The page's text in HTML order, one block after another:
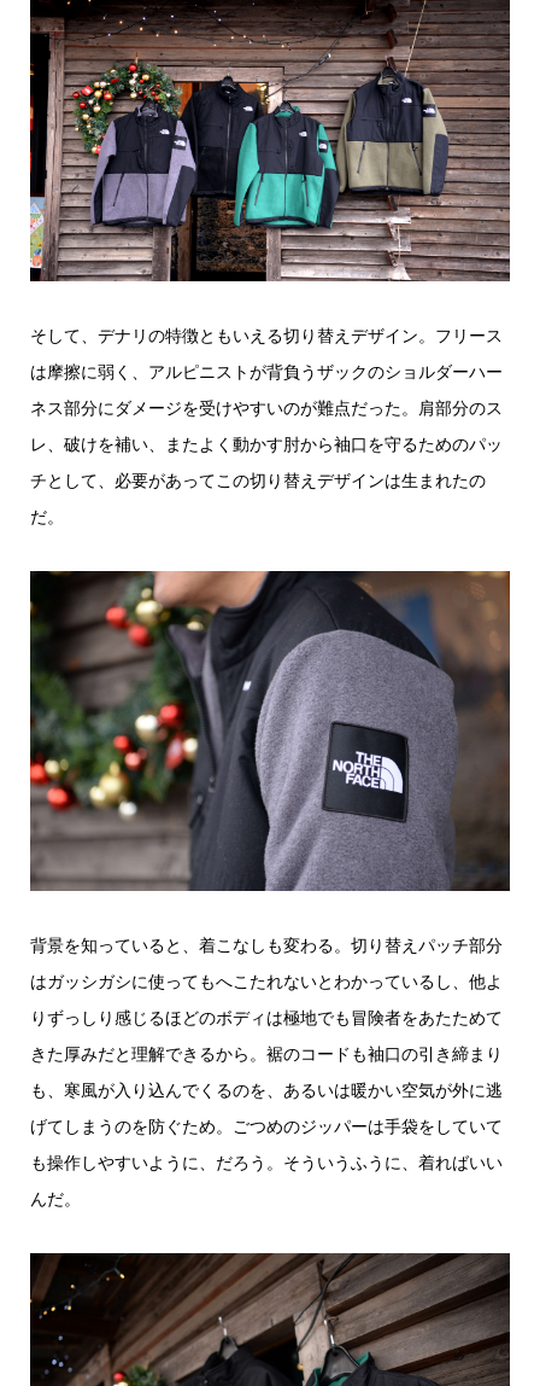
そして、デナリの特徴ともいえる切り替えデザイン。フリース
は摩擦に弱く、アルピニストが背負うザックのショルダーハー
ネス部分にダメージを受けやすいのが難点だった。肩部分のス
レ、破けを補い、またよく動かす肘から袖口を守るためのパッ
チとして、必要があってこの切り替えデザインは生まれたの
だ。
背景を知っていると、着こなしも変わる。切り替えパッチ部分
はガッシガシに使ってもへこたれないとわかっているし、他よ
りずっしり感じるほどのボディは極地でも冒険者をあたためて
きた厚みだと理解できるから。裾のコードも袖口の引き締まり
も、寒風が入り込んでくるのを、あるいは暖かい空気が外に逃
げてしまうのを防ぐため。ごつめのジッパーは手袋をしていて
も操作しやすいように、だろう。そういうふうに、着ればいい
んだ。